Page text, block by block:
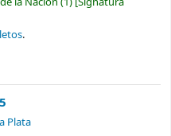
.
Plata